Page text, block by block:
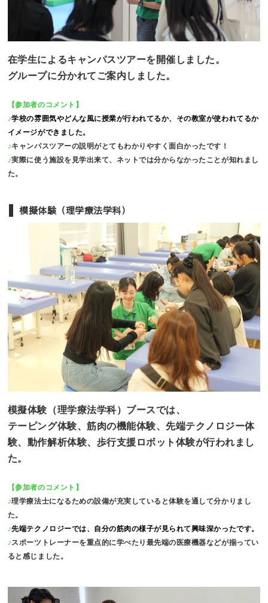
在学生によるキャンパスツアーを開催しました。
グループに分かれてご案内しました。
【参加者のコメント】
♪学校の雰囲気やどんな風に授業が行われてるか、その教室が使われてるか
イメージができました。
♪キャンパスツアーの説明がとてもわかりやすく面白かったです！
♪実際に使う施設を見学出来て、ネットでは分からなかったことが知れまし
た。
模擬体験（理学療法学科）
模擬体験（理学療法学科）ブースでは、
テーピング体験、筋肉の機能体験、先端テクノロジー体
験、動作解析体験、歩行支援ロボット体験が行われまし
た。
【参加者のコメント】
♪理学療法士になるための設備が充実していると体験を通して分かりまし
た。
♪先端テクノロジーでは、自分の筋肉の様子が見られて興味深かったです。
♪ スポーツトレーナーを重点的に学べたり最先端の医療機器などが揃ってい
ると感じました。